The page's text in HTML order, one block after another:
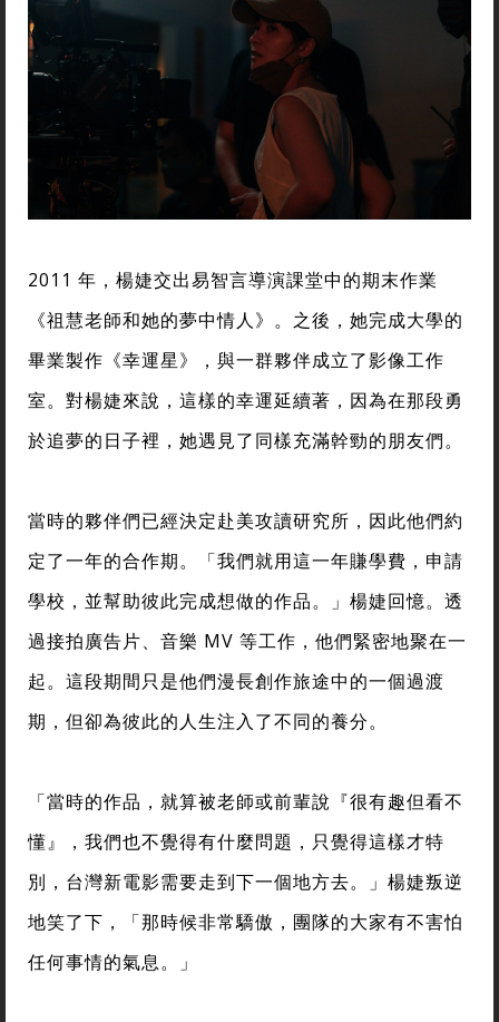
2011 年，楊婕交出易智言導演課堂中的期末作業
《祖慧老師和她的夢中情人》。之後，她完成大學的
畢業製作《幸運星》，與一群夥伴成立了影像工作
室。對楊婕來說，這樣的幸運延續著，因為在那段勇
於追夢的日子裡，她遇見了同樣充滿幹勁的朋友們。
當時的夥伴們已經決定赴美攻讀研究所，因此他們約
定了一年的合作期。「我們就用這一年賺學費，申請
學校，並幫助彼此完成想做的作品。」楊婕回憶。透
過接拍廣告片、音樂 MV 等工作，他們緊密地聚在一
起。這段期間只是他們漫長創作旅途中的一個過渡
期，但卻為彼此的人生注入了不同的養分。
「當時的作品，就算被老師或前輩說『很有趣但看不
懂』，我們也不覺得有什麼問題，只覺得這樣才特
別，台灣新電影需要走到下一個地方去。」楊婕叛逆
地笑了下，「那時候非常驕傲，團隊的大家有不害怕
任何事情的氣息。」